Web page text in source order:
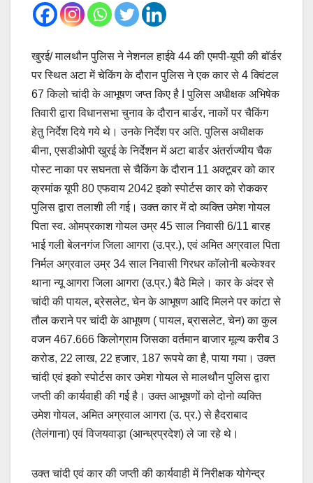
खुरई/ मालथौन पुलिस ने नेशनल हाईवे 44 की एमपी-यूपी की बॉर्डर
पर स्थित अटा में चेकिंग के दौरान पुलिस ने एक कार से 4 क्विंटल
67 किलो चांदी के आभूषण जप्त किए है I पुलिस अधीक्षक अभिषेक
तिवारी द्वारा विधानसभा चुनाव के दौरान बार्डर, नाकों पर चैकिंग
हेतु निर्देश दिये गये थे। उनके निर्देश पर अति. पुलिस अधीक्षक
बीना, एसडीओपी खुरई के निर्देशन में अटा बार्डर अंतर्राज्यीय चैक
पोस्ट नाका पर सघनता से चैकिंग के दौरान 11 अक्टूबर को कार
क्रमांक यूपी 80 एफवाय 2042 इको स्पोर्टस कार को रोककर
पुलिस द्वारा तलाशी ली गई। उक्त कार में दो व्यक्ति उमेश गोयल
पिता स्व. ओमप्रकाश गोयल उम्र 45 साल निवासी 6/11 बारह
भाई गली बेलनगंज जिला आगरा (उ.प्र.), एवं अमित अग्रवाल पिता
निर्मल अग्रवाल उम्र 34 साल निवासी गिरधर कॉलोनी बल्केश्वर
थाना न्यू आगरा जिला आगरा (उ.प्र.) बैठे मिले। कार के अंदर से
चांदी की पायल, ब्रेसलेट, चेन के आभूषण आदि मिलने पर कांटा से
तौल कराने पर चांदी के आभूषण ( पायल, ब्रासलेट, चेन) का कुल
वजन 467.666 किलोग्राम जिसका वर्तमान बाजार मूल्य करीब 3
करोड, 22 लाख, 22 हजार, 187 रूपये का है, पाया गया। उक्त
चांदी एवं इको स्पोर्टस कार उमेश गोयल से मालथौन पुलिस द्वारा
जप्ती की कार्यवाही की गई है। उक्त आभूषणों को दोनो व्यक्ति
उमेश गोयल, अमित अग्रवाल आगरा (उ. प्र.) से हैदराबाद
(तेलंगाना) एवं विजयवाड़ा (आन्ध्रप्रदेश) ले जा रहे थे।
उक्त चांदी एवं कार की जप्ती की कार्यवाही में निरीक्षक योगेन्द्र